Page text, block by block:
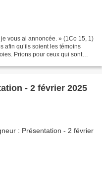
vous ai annoncée. » (1Co 15, 1)
afin qu’ils soient les témoins
Prions pour ceux qui sont
- 2 février 2025